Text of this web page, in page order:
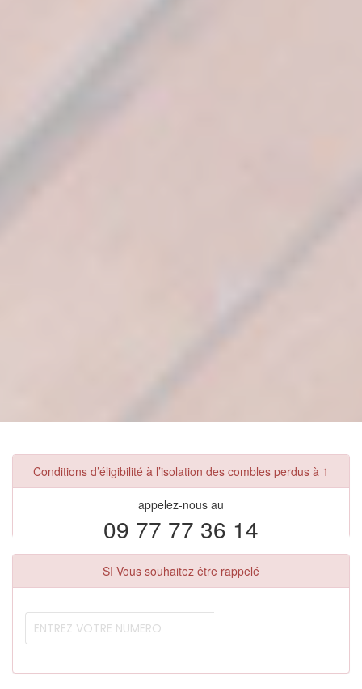
Conditions d’éligibilité à l’isolation des combles perdus à 1
appelez-nous au
09 77 77 36 14
SI Vous souhaitez être rappelé